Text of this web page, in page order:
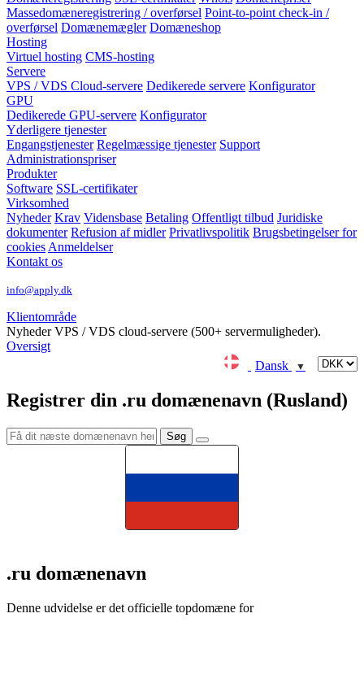
Massedomæneregistrering / overførsel Point-to-point check-in /
overførsel Domænemægler Domæneshop
Hosting
Virtuel hosting CMS-hosting
Servere
VPS / VDS Cloud-servere Dedikerede servere Konfigurator
GPU
Dedikerede GPU-servere Konfigurator
Yderligere tjenester
Engangstjenester Regelmæssige tjenester Support
Administrationspriser
Produkter
Software SSL-certifikater
Virksomhed
Nyheder Krav Vidensbase Betaling Offentligt tilbud Juridiske
dokumenter Refusion af midler Privatlivspolitik Brugsbetingelser for
cookies Anmeldelser
Kontakt os
info@apply.dk
Klientområde
Nyheder VPS / VDS cloud-servere (500+ servermuligheder).
Oversigt
Dansk
▼
Registrer din .ru domænenavn (Rusland)
.ru domænenavn
Denne udvidelse er det officielle topdomæne for